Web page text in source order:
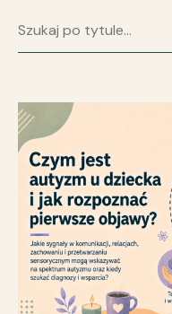
Szukaj artykułu